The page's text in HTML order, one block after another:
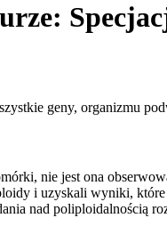
geny, organizmu
nie jest ona
i uzyskali wyniki,
nad poliploidalnością